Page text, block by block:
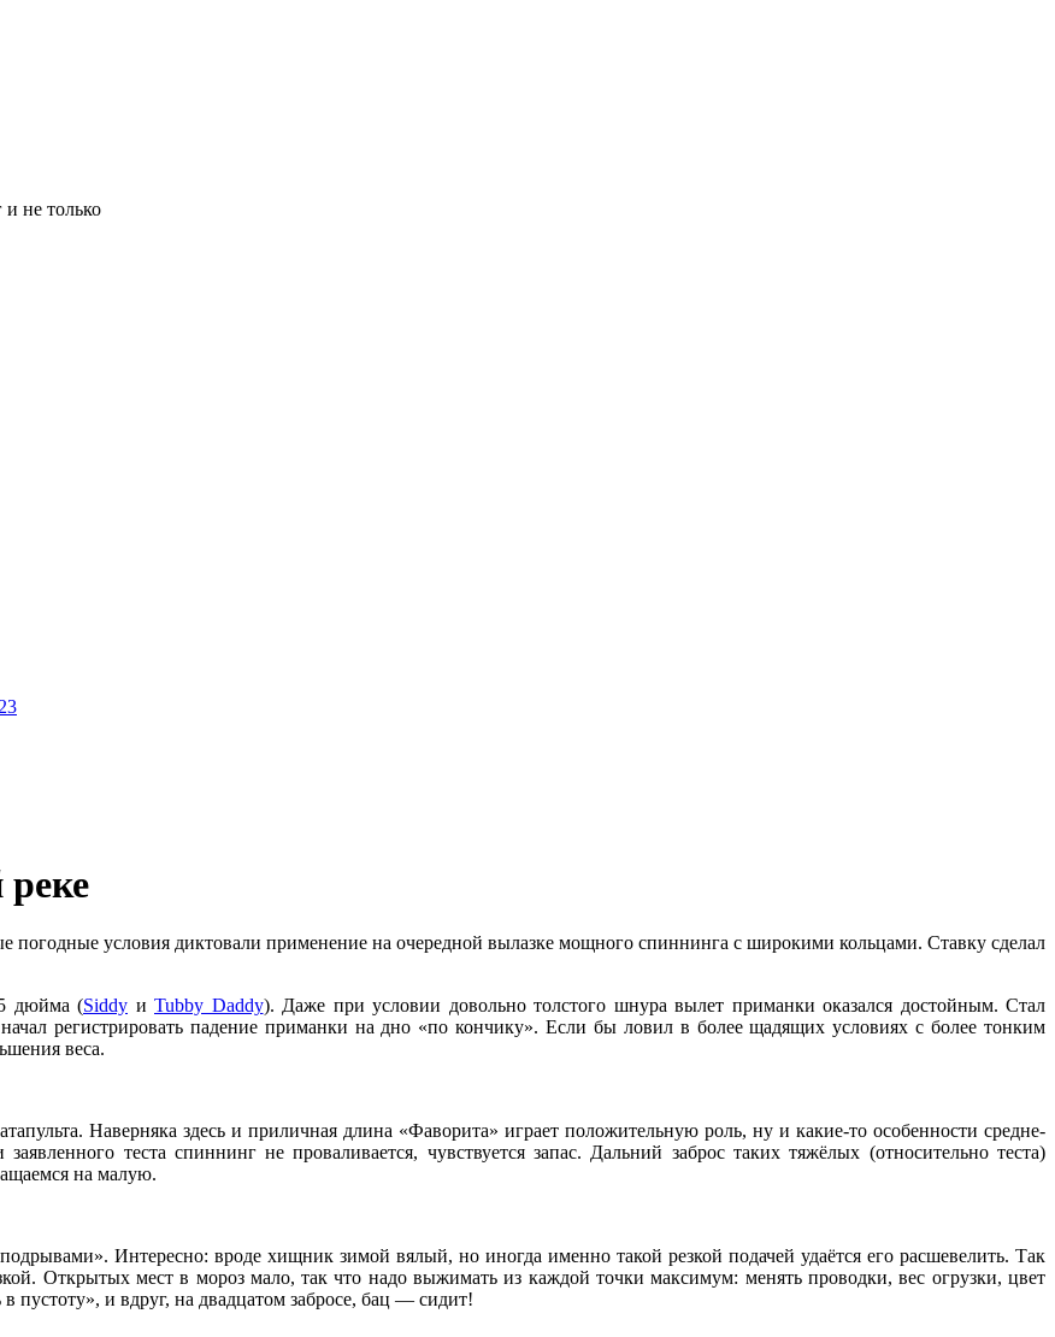
не только
погодные условия диктовали применение на очередной вылазке мощного спиннинга с широкими кольцами. Ставку сделал
дюйма (Siddy и Tubby Daddy). Даже при условии довольно толстого шнура вылет приманки оказался достойным. Стал
регистрировать падение приманки на дно «по кончику». Если бы ловил в более щадящих условиях с более тонким
веса.
Наверняка здесь и приличная длина «Фаворита» играет положительную роль, ну и какие-то особенности средне-
теста спиннинг не проваливается, чувствуется запас. Дальний заброс таких тяжёлых (относительно теста)
на малую.
Интересно: вроде хищник зимой вялый, но иногда именно такой резкой подачей удаётся его расшевелить. Так
Открытых мест в мороз мало, так что надо выжимать из каждой точки максимум: менять проводки, вес огрузки, цвет
и вдруг, на двадцатом забросе, бац — сидит!